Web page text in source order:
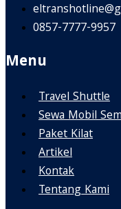
0857-7777-9957
Menu
Travel Shuttle
Sewa Mobil
Paket Kilat
Artikel
Kontak
Tentang Kami